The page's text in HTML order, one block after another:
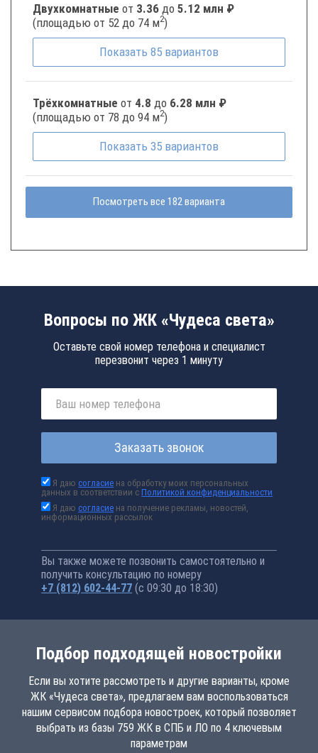
Двухкомнатные от 3.36 до 5.12 млн ₽
(площадью от 52 до 74 м2)
Показать 85 вариантов
Трёхкомнатные от 4.8 до 6.28 млн ₽
(площадью от 78 до 94 м2)
Показать 35 вариантов
Посмотреть все 182 варианта
Вопросы по ЖК «Чудеса света»
Оставьте свой номер телефона и специалист
перезвонит через 1 минуту
Заказать звонок
Я даюсогласие на обработку моих персональных
данных в соответствии сПолитикой конфиденциальности
Я даюсогласие на получение рекламы, новостей,
информационных рассылок
Вы также можете позвонить самостоятельно и
получить консультацию по номеру
+7 (812) 602-44-77 (с 09:30 до 18:30)
Подбор подходящей новостройки
Если вы хотите рассмотреть и другие варианты, кроме
ЖК «Чудеса света», предлагаем вам воспользоваться
нашим сервисом подбора новостроек, который позволяет
выбрать из базы 759 ЖК в СПБ и ЛО по 4 ключевым
параметрам